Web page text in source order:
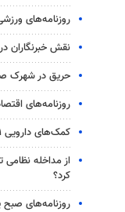
روزنامه‌های ورزشی
نقش خبرنگاران
حریق در شهرک صنعتی
روزنامه‌های اقتصادی
کمک‌های دارویی ۱۱ کشور به ایران در دوران جنگ
از مداخله نظامی
کرد؟
روزنامه‌های صبح یکشنبه